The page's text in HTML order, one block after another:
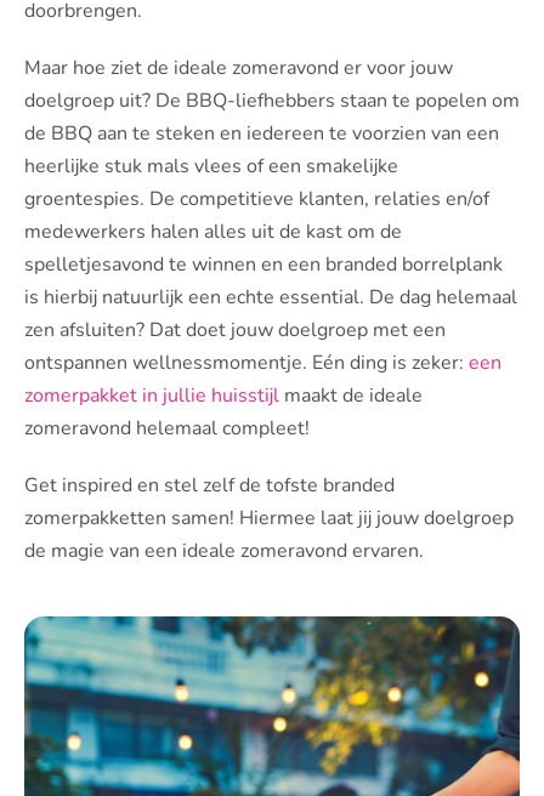
doorbrengen.
Maar hoe ziet de ideale zomeravond er voor jouw
doelgroep uit? De BBQ-liefhebbers staan te popelen om
de BBQ aan te steken en iedereen te voorzien van een
heerlijke stuk mals vlees of een smakelijke
groentespies. De competitieve klanten, relaties en/of
medewerkers halen alles uit de kast om de
spelletjesavond te winnen en een branded borrelplank
is hierbij natuurlijk een echte essential. De dag helemaal
zen afsluiten? Dat doet jouw doelgroep met een
ontspannen wellnessmomentje. Eén ding is zeker: een
zomerpakket in jullie huisstijl maakt de ideale
zomeravond helemaal compleet!
Get inspired en stel zelf de tofste branded
zomerpakketten samen! Hiermee laat jij jouw doelgroep
de magie van een ideale zomeravond ervaren.